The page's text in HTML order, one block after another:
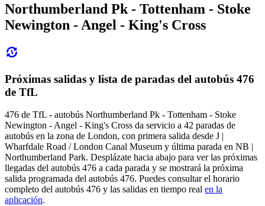
Northumberland Pk - Tottenham - Stoke
Newington - Angel - King's Cross
Próximas salidas y lista de paradas del autobús 476
de TfL
476 de TfL - autobús Northumberland Pk - Tottenham - Stoke
Newington - Angel - King's Cross da servicio a 42 paradas de
autobús en la zona de London, con primera salida desde J |
Wharfdale Road / London Canal Museum y última parada en NB |
Northumberland Park. Desplázate hacia abajo para ver las próximas
llegadas del autobús 476 a cada parada y se mostrará la próxima
salida programada del autobús 476. Puedes consultar el horario
completo del autobús 476 y las salidas en tiempo real en la
aplicación.